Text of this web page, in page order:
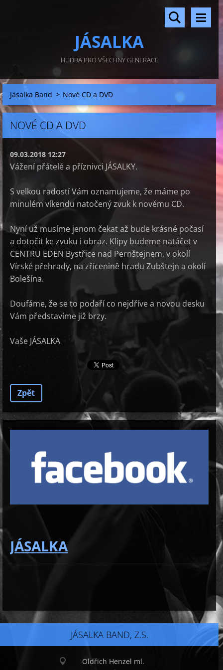
JÁSALKA
HUDBA PRO VŠECHNY GENERACE
Jásalka Band > Nové CD a DVD
NOVÉ CD A DVD
09.03.2018 12:27
Vážení přátelé a příznivci JÁSALKY.
S velkou radostí Vám oznamujeme, že máme po
minulém víkendu natočený zvuk k novému CD.
Nyní už musíme jenom čekat až bude krásné počasí
a dotočit ke zvuku i obraz. Klipy budeme natáčet v
CENTRU EDEN Bystřice nad Pernštejnem, v okolí
Vírské přehrady, na zřícenině hradu Zubštejn a okolí
Bolešína.
Doufáme, že se to podaří co nejdříve a novou desku
Vám představíme již brzy.
Vaše JÁSALKA
Zpět
JÁSALKA
JÁSALKA BAND, Z.S.
Oldřich Henzel ml.